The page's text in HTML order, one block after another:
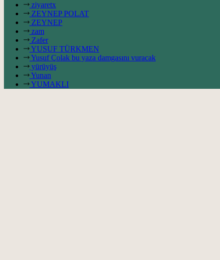
ziyaretx
ZEYNEP POLAT
ZEYNEP
zam
Zafer
YUSUF TÜRKMEN
Yusuf Çolak bu yaza damgasını vuracak
yürüyüş
Yunan
YUMAKLI